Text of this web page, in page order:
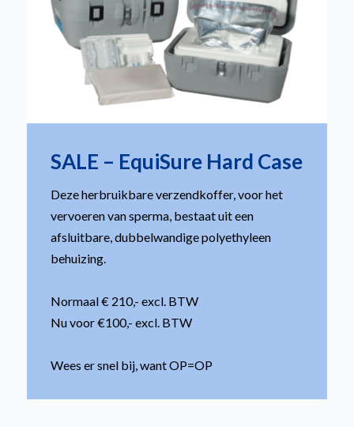
SALE – EquiSure Hard Case
Deze herbruikbare verzendkoffer, voor het
vervoeren van sperma, bestaat uit een
afsluitbare, dubbelwandige polyethyleen
behuizing.
Normaal € 210,- excl. BTW
Nu voor €100,- excl. BTW
Wees er snel bij, want OP=OP